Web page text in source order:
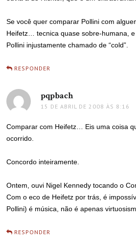
Se você quer comparar Pollini com
Heifetz… tecnica quase sobre-humana,
Pollini injustamente chamado de “cold”.
RESPONDER
pqpbachdisse:
15 DE ABRIL DE 2008 ÀS 8:16
Comparar com Heifetz… Eis uma coisa
ocorrido.
Concordo inteiramente.
Ontem, ouvi Nigel Kennedy tocando o
Com o eco de Heifetz por trás, é
Pollini) é música, não é apenas
RESPONDER